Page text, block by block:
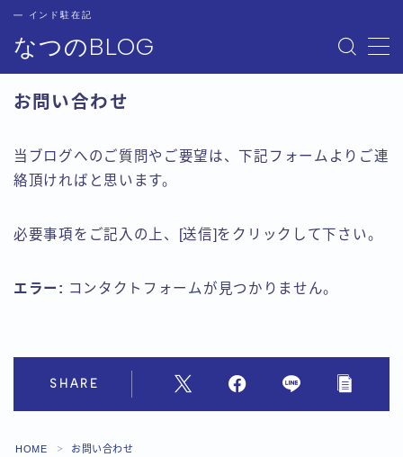
なつのBLOG
― インド駐在記
MENU
お問い合わせ
サイトマップ
プライバシーポリシー
お問い合わせ
当ブログへのご質問やご要望は、下記フォームよりご連
絡頂ければと思います。
必要事項をご記入の上、[送信]をクリックして下さい。
エラー: コンタクトフォームが見つかりません。
SHARE
HOME ＞ お問い合わせ